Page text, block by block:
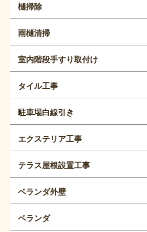
樋掃除
雨樋清掃
室内階段手すり取付け
タイル工事
駐車場白線引き
エクステリア工事
テラス屋根設置工事
ベランダ外壁
ベランダ